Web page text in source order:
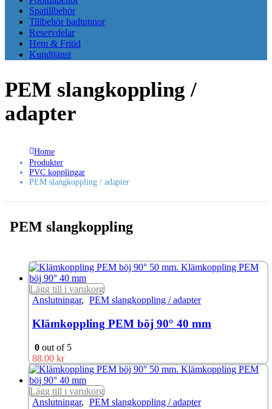
Spatillbehör
Tillbehör badtunnor
Reservdelar
Hem & Fritid
Kundtjänst
PEM slangkoppling /
adapter
Home
Produkter
PVC kopplingar
PEM slangkoppling / adapter
PEM slangkoppling
Lägg till i varukorg
Anslutningar, PEM slangkoppling / adapter
Klämkoppling PEM böj 90° 40 mm
0 out of 5
88.00 kr
Lägg till i varukorg
Anslutningar, PEM slangkoppling / adapter